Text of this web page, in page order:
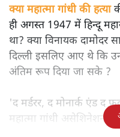
क्या महात्मा गांधी की हत्या
ही अगस्त 1947 में हिन्दू
था? क्या विनायक
दिल्ली इसलिए आए थे कि
अंतिम रूप दिया जा सके ?
'द मर्डरर, द मोनार्क एंड
महात्मा गांधी असेशिनेशन'